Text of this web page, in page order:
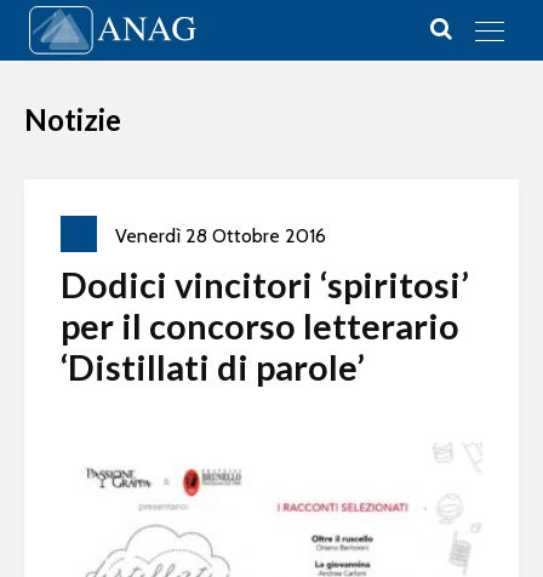
Vai al contenuto
Main Navigation
Notizie
Venerdì 28 Ottobre 2016
Dodici vincitori ‘spiritosi’
per il concorso letterario
‘Distillati di parole’